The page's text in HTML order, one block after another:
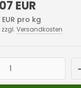
EUR
pro kg
zzgl. Versandkosten